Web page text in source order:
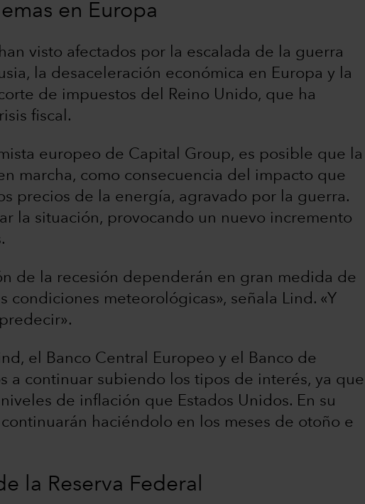
en Europa
visto afectados por la escalada de la guerra
la desaceleración económica en Europa y la
de impuestos del Reino Unido, que ha
fiscal.
europeo de Capital Group, es posible que la
marcha, como consecuencia del impacto que
precios de la energía, agravado por la guerra.
la situación, provocando un nuevo incremento
de la recesión dependerán en gran medida de
condiciones meteorológicas», señala Lind. «Y
el Banco Central Europeo y el Banco de
a continuar subiendo los tipos de interés, ya que
de inflación que Estados Unidos. En su
haciéndolo en los meses de otoño e
la Reserva Federal